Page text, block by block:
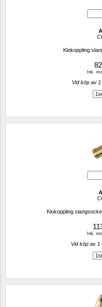
Klokoppling
Ink.
Vid köp av
Klokoppling
Ink.
Vid köp av 1